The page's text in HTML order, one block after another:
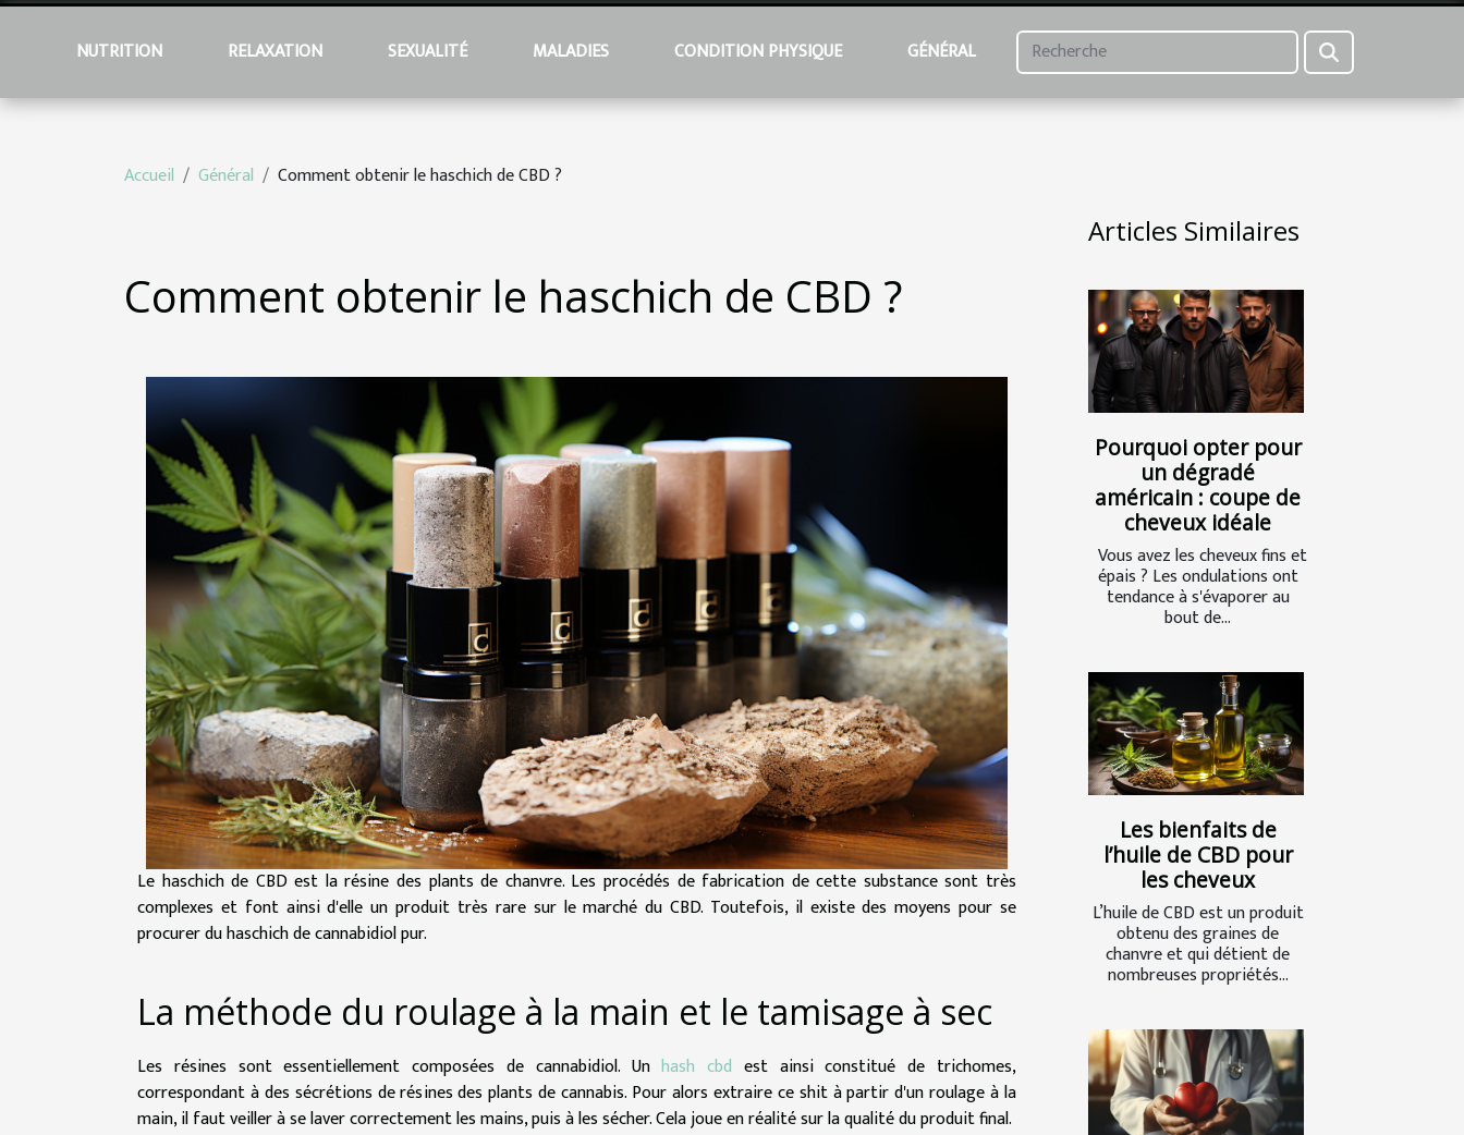
NUTRITION RELAXATION SEXUALITÉ MALADIES CONDITION PHYSIQUE GÉNÉRAL
Accueil Général Comment obtenir le haschich de CBD ?
Comment obtenir le haschich de CBD ?
Le haschich de CBD est la résine des plants de chanvre. Les procédés de fabrication de cette substance sont très
complexes et font ainsi d'elle un produit très rare sur le marché du CBD. Toutefois, il existe des moyens pour se
procurer du haschich de cannabidiol pur.
La méthode du roulage à la main et le tamisage à sec
Les résines sont essentiellement composées de cannabidiol. Unhash cbd est ainsi constitué de trichomes,
correspondant à des sécrétions de résines des plants de cannabis. Pour alors extraire ce shit à partir d'un roulage à la
main, il faut veiller à se laver correctement les mains, puis à les sécher. Cela joue en réalité sur la qualité du produit final.
Articles Similaires
Pourquoi opter pour
un dégradé
américain : coupe de
cheveux idéale
Vous avez les cheveux fins et
épais ? Les ondulations ont
tendance à s'évaporer au
bout de...
Les bienfaits de
l’huile de CBD pour
les cheveux
L’huile de CBD est un produit
obtenu des graines de
chanvre et qui détient de
nombreuses propriétés...